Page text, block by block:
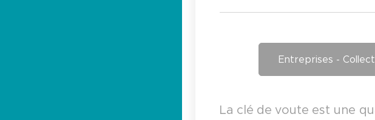
Entreprises -
La clé de voute est une